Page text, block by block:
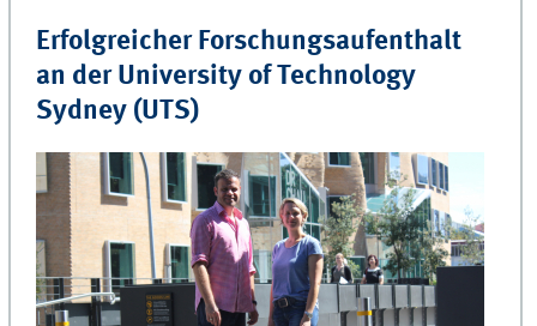
Erfolgreicher Forschungsaufenthalt
an der University of Technology
Sydney (UTS)